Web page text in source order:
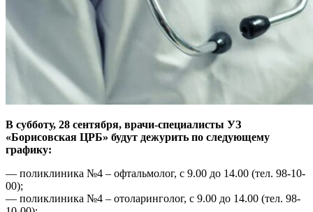
В субботу, 28 сентября, врачи-специалисты УЗ
«Борисовская ЦРБ» будут дежурить по следующему
графику:
— поликлиника №4 – офтальмолог, с 9.00 до 14.00 (тел. 98-10-
00);
— поликлиника №4 – отоларинголог, с 9.00 до 14.00 (тел. 98-